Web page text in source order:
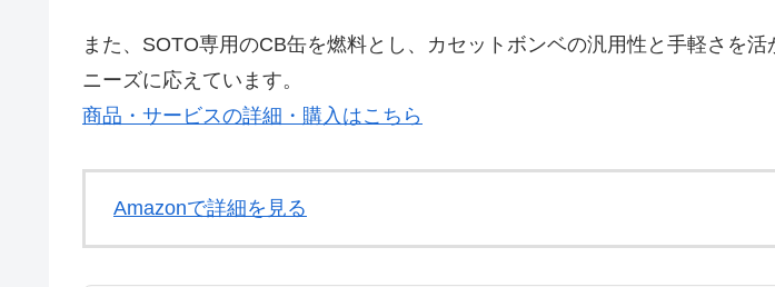
また、SOTO専用のCB缶を燃料とし、カセットボンベの汎用性と手軽さを
ニーズに応えています。
商品・サービスの詳細・購入はこちら
Amazonで詳細を見る